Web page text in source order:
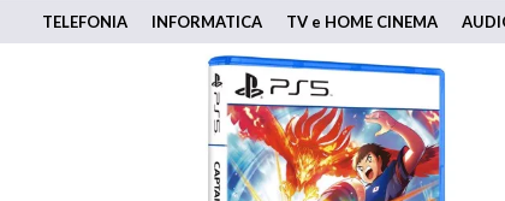
TELEFONIA INFORMATICA TV e HOME CINEMA